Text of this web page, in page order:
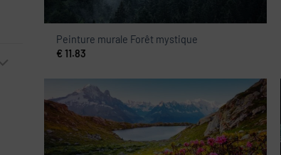
Peinture murale Forêt mystique
€ 11.83